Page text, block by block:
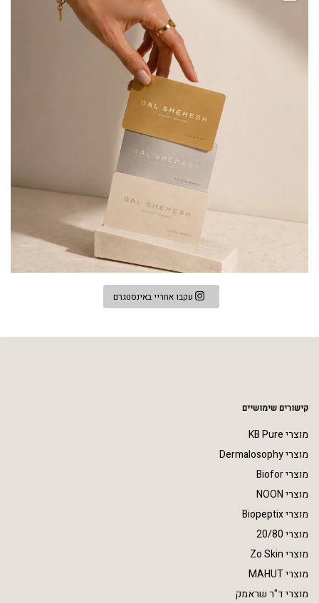
עקבו אחריי באינסטגרם
קישורים שימושיים
מוצרי KB Pure
מוצרי Dermalosophy
מוצרי Biofor
מוצרי NOON
מוצרי Biopeptix
מוצרי 20/80
מוצרי Zo Skin
מוצרי MAHUT
מוצרי ד"ר שראמק